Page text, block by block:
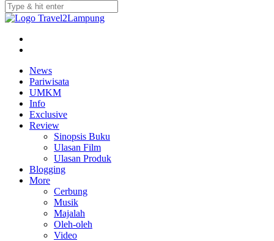
News
Pariwisata
UMKM
Info
Exclusive
Review
Sinopsis Buku
Ulasan Film
Ulasan Produk
Blogging
More
Cerbung
Musik
Majalah
Oleh-oleh
Video